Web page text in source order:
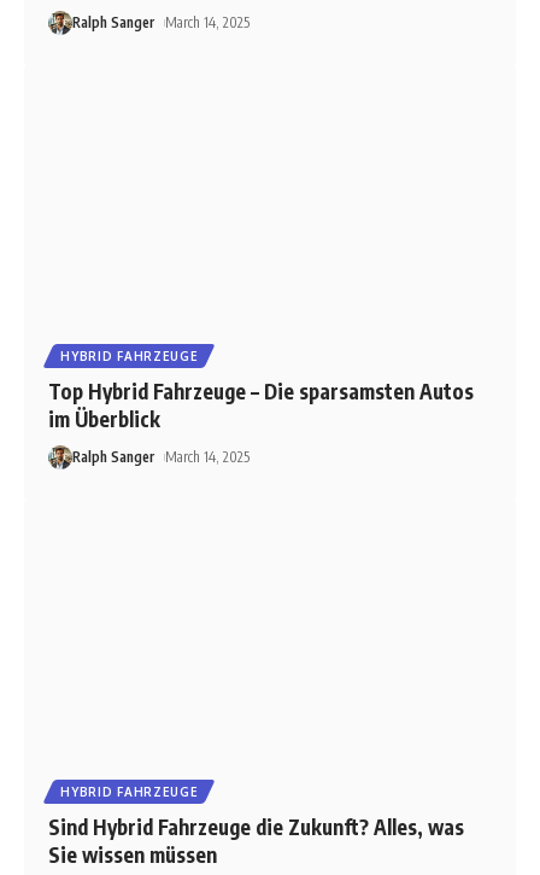
Ralph Sanger March 14, 2025
HYBRID FAHRZEUGE
Top Hybrid Fahrzeuge – Die sparsamsten Autos
im Überblick
Ralph Sanger March 14, 2025
HYBRID FAHRZEUGE
Sind Hybrid Fahrzeuge die Zukunft? Alles, was
Sie wissen müssen